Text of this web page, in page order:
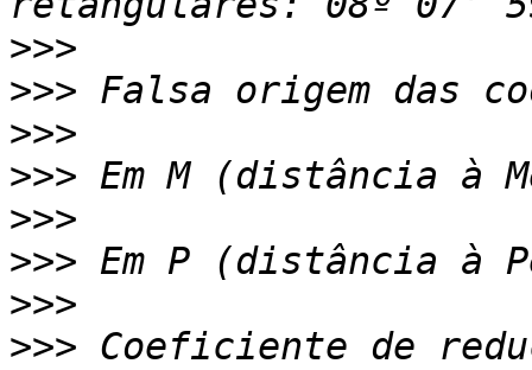
>>>
>>>
>>>
>>>
>>>
>>>
>>>
>>> Coeficiente de